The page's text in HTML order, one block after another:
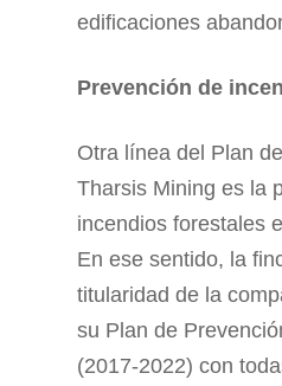
edificaciones
Prevención de
Otra línea del Plan
Tharsis Mining es la
incendios forestales
En ese sentido, la
titularidad de la
su Plan de
(2017-2022) con